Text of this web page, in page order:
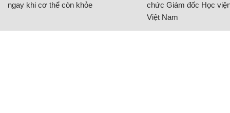
ngay khi cơ thể còn khỏe
chức Giám đốc Học
Việt Nam